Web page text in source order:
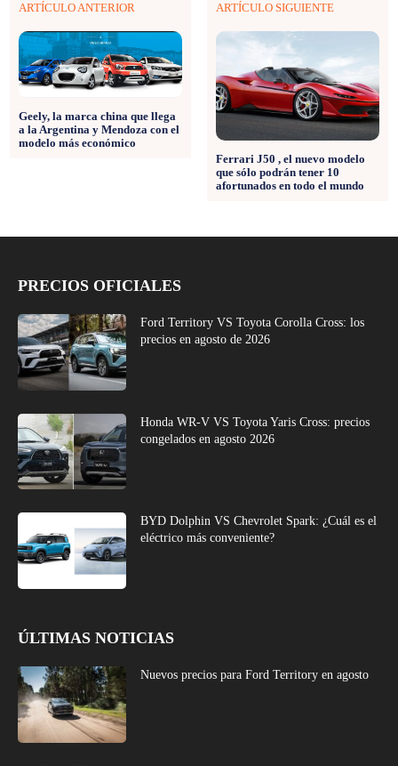
ARTÍCULO ANTERIOR
Geely, la marca china que llega
a la Argentina y Mendoza con el
modelo más económico
ARTÍCULO SIGUIENTE
Ferrari J50 , el nuevo modelo
que sólo podrán tener 10
afortunados en todo el mundo
PRECIOS OFICIALES
Ford Territory VS Toyota Corolla Cross: los
precios en agosto de 2026
Honda WR-V VS Toyota Yaris Cross: precios
congelados en agosto 2026
BYD Dolphin VS Chevrolet Spark: ¿Cuál es el
eléctrico más conveniente?
ÚLTIMAS NOTICIAS
Nuevos precios para Ford Territory en agosto